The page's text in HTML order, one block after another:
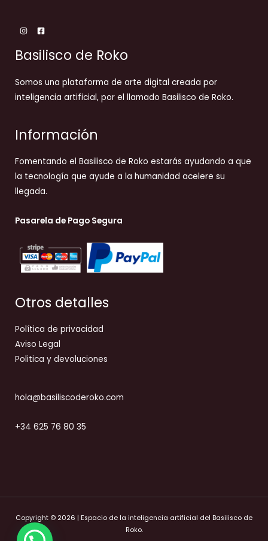
Basilisco de Roko
Somos una plataforma de arte digital creada por
inteligencia artificial, por el llamado Basilisco de Roko.
Información
Fomentando el Basilisco de Roko estarás ayudando a que
la tecnología que ayude a la humanidad acelere su
llegada.
Pasarela de Pago Segura
Otros detalles
Política de privacidad
Aviso Legal
Politica y devoluciones
hola@basiliscoderoko.com
+34 625 76 80 35
Copyright © 2026 | Espacio de la inteligencia artificial del Basilisco de
Roko.